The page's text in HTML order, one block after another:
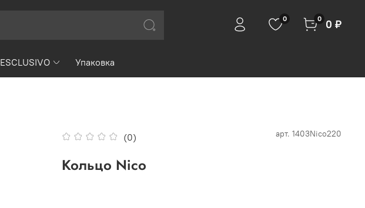
0 0 0 ₽
ESCLUSIVO Упаковка
(0) арт. 1403Nico220
Кольцо Nico